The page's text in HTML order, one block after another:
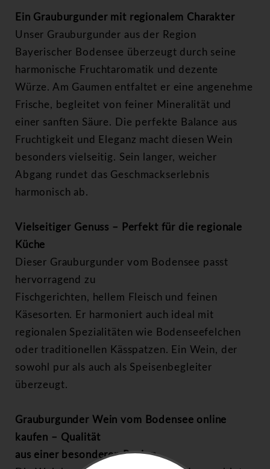
Ein Grauburgunder mit regionalem Charakter
Unser Grauburgunder aus der Region
Bayerischer Bodensee überzeugt durch seine
harmonische Fruchtaromatik und dezente
Würze. Am Gaumen entfaltet er eine angenehme
Frische, begleitet von feiner Mineralität und
einer sanften Säure. Die perfekte Balance aus
Fruchtigkeit und Eleganz macht diesen Wein
besonders vielseitig. Sein langer, weicher
Abgang rundet das Geschmackserlebnis
harmonisch ab.
Vielseitiger Genuss – Perfekt für die regionale
Küche
Dieser Grauburgunder vom Bodensee passt
hervorragend zu
Fischgerichten, hellem Fleisch und feinen
Käsesorten. Er harmoniert auch ideal mit
regionalen Spezialitäten wie Bodenseefelchen
oder traditionellen Kässpatzen. Ein Wein, der
sowohl pur als auch als Speisenbegleiter
überzeugt.
Grauburgunder Wein vom Bodensee online
kaufen – Qualität
aus einer besonderen Region